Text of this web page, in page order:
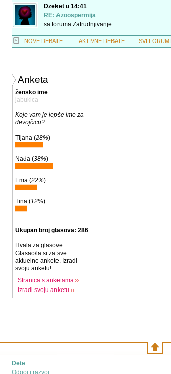
Dzeket u 14:41
RE: Azoospermija
sa foruma Zatrudnjivanje
NOVE DEBATE AKTIVNE DEBATE SVI FORUMI
Anketa
žensko ime
jabukica
Koje vam je lepše ime za
devojčicu?
Tijana (28%)
Nađa (38%)
Ema (22%)
Tina (12%)
Ukupan broj glasova: 286
Hvala za glasove.
Glasao/la si za sve
aktuelne ankete. Izradi
svoju anketu!
Stranica s anketama
Izradi svoju anketu
Dete
Odgoj i razvoj